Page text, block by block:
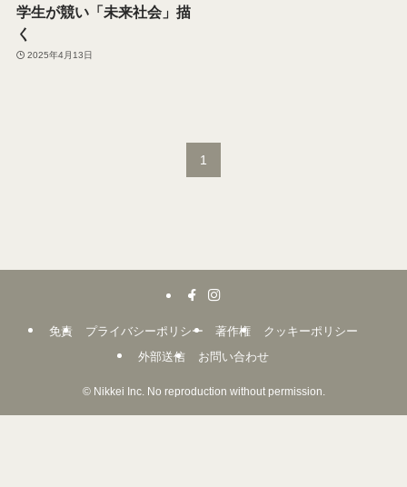
学生が競い「未来社会」描
く
2025年4月13日
1
免責 プライバシーポリシー 著作権
クッキーポリシー
外部送信
お問い合わせ
©Nikkei Inc. No reproduction without permission.